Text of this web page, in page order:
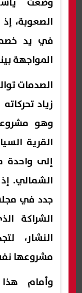
الصعوبة،
في يد
المواجهة
الصدمات
زياد
وهو
القرية
إلى واحدة
الشمالي. إذ
جدد في
الشراكة
النشار،
مشروعها
وأمام